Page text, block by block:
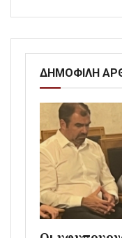
ΔΗΜΟΦΙΛΗ